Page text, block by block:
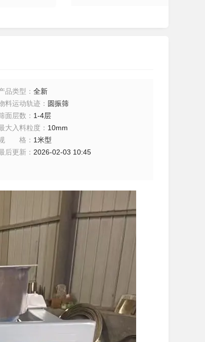
品类型 ：全新
料运动轨迹 ： 圆振筛
面层数 ： 1-4层
大入料粒度 ： 10mm
格 ： 1米型
后更新 ： 2026-02-03 10:45